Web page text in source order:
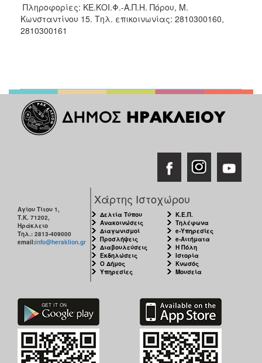
Πληροφορίες: ΚΕ.ΚΟΙ.Φ.-Α.Π.Η. Πόρου, Μ.
Κωνσταντίνου 15. Τηλ. επικοινωνίας: 2810300160,
2810300161
Αγίου Τίτου 1,
Τ.Κ. 71202,
Ηράκλειο
Τηλ.: 2813-409000
email:info@heraklion.gr
Χάρτης Ιστοχώρου
Δελτία Τύπου
Ανακοινώσεις
Διαγωνισμοί
Προσλήψεις
Διαβουλεύσεις
Εκδηλώσεις
Ο Δήμος
Υπηρεσίες
Κ.Ε.Π.
Τηλέφωνα
e-Υπηρεσίες
e-Αιτήματα
Η Πόλη
Ιστορία
Κνωσός
Μουσεία